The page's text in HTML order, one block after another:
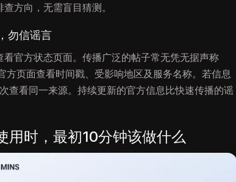
方向，无需盲目猜测。
勿信谣言
官方状态页面。传播广泛的帖子常无凭无据声称
方页面查看时间戳、受影响地区及服务名称。若信息
查看同一来源。持续更新的官方信息比快速传播的谣
时，最初10分钟该做什么